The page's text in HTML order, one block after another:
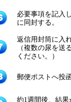
必要事項を記入
に同封する。
返信用封筒に入
（複数の尿を送
ください。）
郵便ポストへ投
約1週間後、結